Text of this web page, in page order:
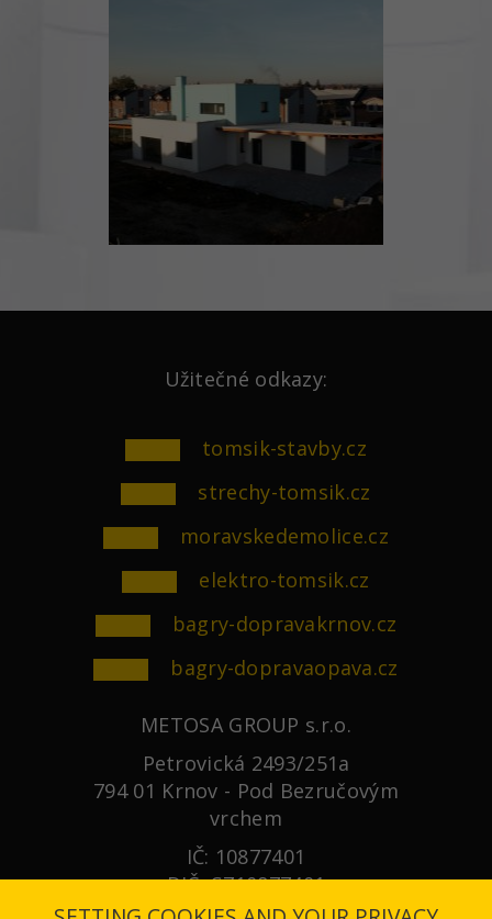
Užitečné odkazy:
tomsik-stavby.cz
strechy-tomsik.cz
moravskedemolice.cz
elektro-tomsik.cz
bagry-dopravakrnov.cz
bagry-dopravaopava.cz
METOSA GROUP s.r.o.
Petrovická 2493/251a
794 01 Krnov - Pod Bezručovým
vrchem
IČ: 10877401
DIČ: CZ10877401